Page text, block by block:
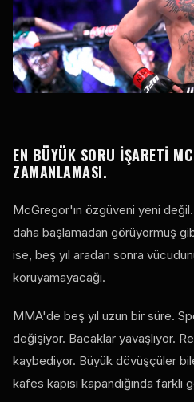
EN BÜYÜK SORU IŞARETI
ZAMANLAMASI.
McGregor'ın özgüveni yeni
daha başlamadan görüyormuş
ise, beş yıl aradan sonra
koruyamayacağı.
MMA'de beş yıl uzun bir süre.
değişiyor. Bacaklar yavaşlıyor.
kaybediyor. Büyük dövüşçüler
kafes kapısı kapandığında farklı